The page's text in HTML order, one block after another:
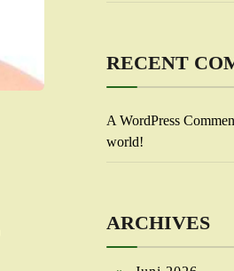
RECENT
A WordPress
world!
ARCHIVES